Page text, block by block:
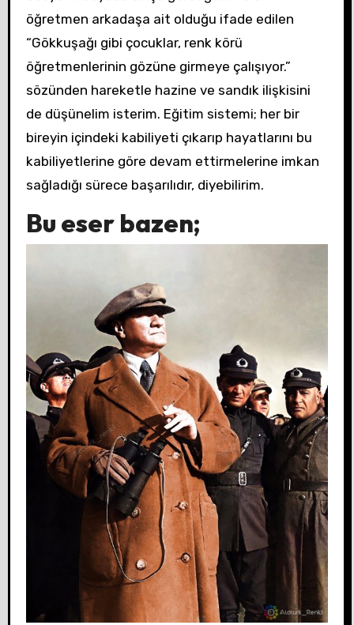
öğretmen arkadaşa ait olduğu ifade edilen
“Gökkuşağı gibi çocuklar, renk körü
öğretmenlerinin gözüne girmeye çalışıyor.”
sözünden hareketle hazine ve sandık ilişkisini
de düşünelim isterim. Eğitim sistemi; her bir
bireyin içindeki kabiliyeti çıkarıp hayatlarını bu
kabiliyetlerine göre devam ettirmelerine imkan
sağladığı sürece başarılıdır, diyebilirim.
Bu eser bazen;